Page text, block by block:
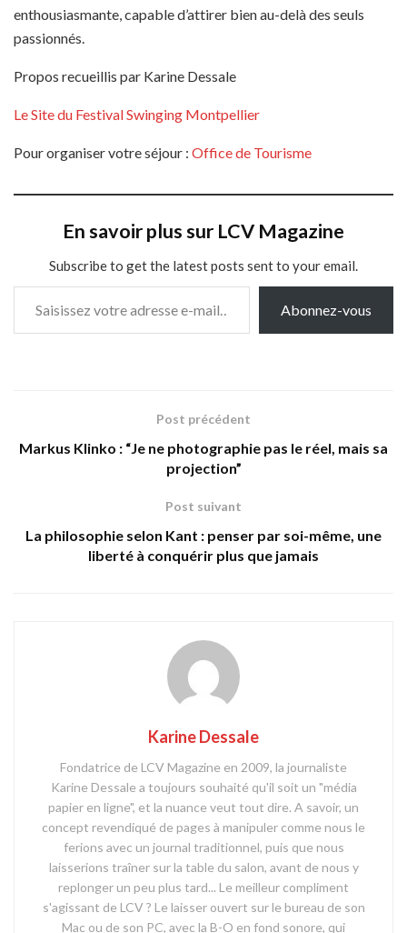
enthousiasmante, capable d’attirer bien au-delà des seuls
passionnés.
Propos recueillis par Karine Dessale
Le Site du Festival Swinging Montpellier
Pour organiser votre séjour : Office de Tourisme
En savoir plus sur LCV Magazine
Subscribe to get the latest posts sent to your email.
Saisissez votre adresse e-mail…
Abonnez-vous
Post précédent
Markus Klinko : “Je ne photographie pas le réel, mais sa
projection”
Post suivant
La philosophie selon Kant : penser par soi-même, une
liberté à conquérir plus que jamais
Karine Dessale
Fondatrice de LCV Magazine en 2009, la journaliste
Karine Dessale a toujours souhaité qu'il soit un "média
papier en ligne", et la nuance veut tout dire. A savoir, un
concept revendiqué de pages à manipuler comme nous le
ferions avec un journal traditionnel, puis que nous
laisserions traîner sur la table du salon, avant de nous y
replonger un peu plus tard... Le meilleur compliment
s'agissant de LCV ? Le laisser ouvert sur le bureau de son
Mac ou de son PC, avec la B-O en fond sonore, qui